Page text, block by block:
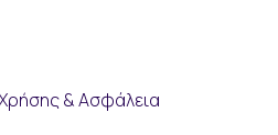
& Ασφάλεια